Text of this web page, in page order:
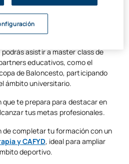
podrás asistir a master class de
educativos, como el
de Baloncesto, participando
ámbito universitario.
que te prepara para destacar en
tus metas profesionales.
de completar tu formación con un
y CAFYD, ideal para ampliar
deportivo.